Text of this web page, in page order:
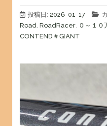
投稿日: 2026-01-17
Road, RoadRacer, ０～１０
CONTEND ＃GIANT